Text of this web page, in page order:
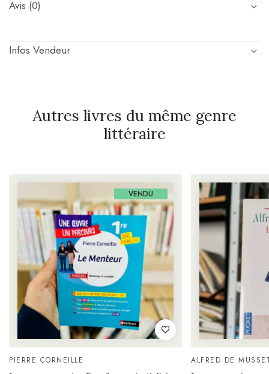
Avis (0)
Infos Vendeur
Autres livres du même genre
littéraire
VENDU
PIERRE CORNEILLE ALFRED DE